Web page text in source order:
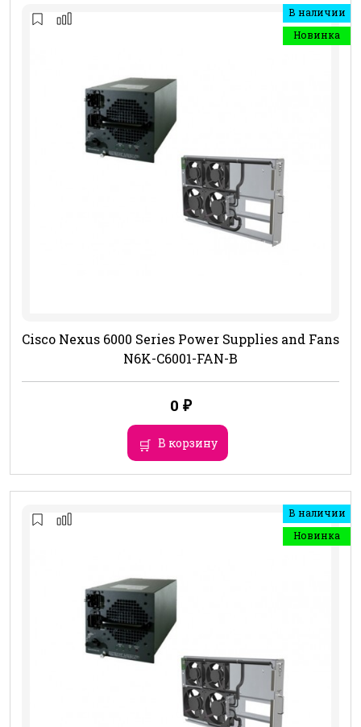
В наличии
Новинка
Cisco Nexus 6000 Series Power Supplies and Fans
N6K-C6001-FAN-B
0 ₽
В корзину
В наличии
Новинка